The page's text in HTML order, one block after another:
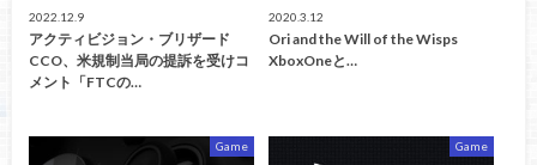
2022.12.9
アクティビジョン・ブリザード
CCO、米規制当局の提訴を受けコ
メント「FTCの…
2020.3.12
Ori and the Will of the Wisps
XboxOneと…
Game Game